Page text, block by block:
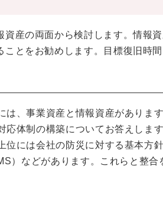
資産の両面から検討します。情報
ことをお勧めします。目標復旧時
、事業資産と情報資産がありま
体制の構築についてお答えします
位には会社の防災に対する基本方
）などがあります。これらと整